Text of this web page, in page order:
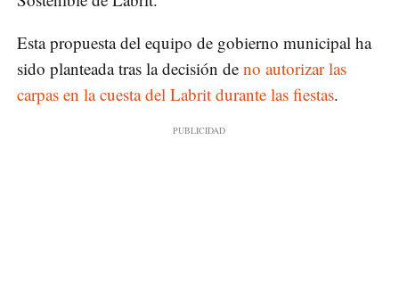
Esta propuesta del equipo de gobierno municipal ha
sido planteada tras la decisión de no autorizar las
carpas en la cuesta del Labrit durante las fiestas.